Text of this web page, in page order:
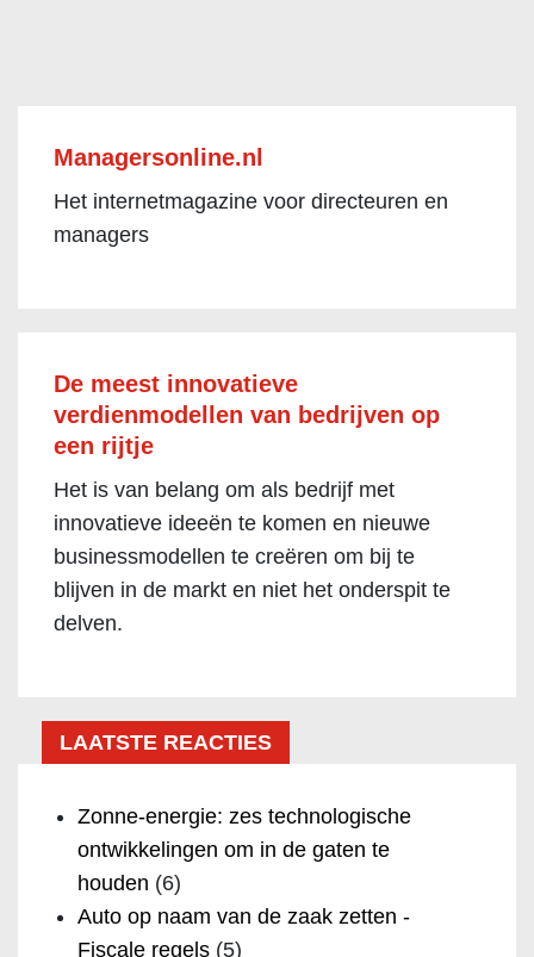
Managersonline.nl
Het internetmagazine voor directeuren en
managers
De meest innovatieve
verdienmodellen van bedrijven op
een rijtje
Het is van belang om als bedrijf met
innovatieve ideeën te komen en nieuwe
businessmodellen te creëren om bij te
blijven in de markt en niet het onderspit te
delven.
LAATSTE REACTIES
Zonne-energie: zes technologische
ontwikkelingen om in de gaten te
houden (6)
Auto op naam van de zaak zetten -
Fiscale regels (5)